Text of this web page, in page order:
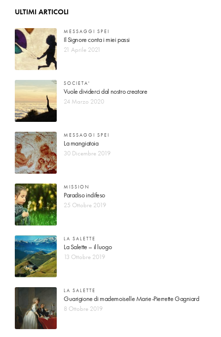
ULTIMI ARTICOLI
MESSAGGI SPEI
Il Signore conta i miei passi
21 Aprile 2021
SOCIETA'
Vuole dividerci dal nostro creatore
24 Marzo 2020
MESSAGGI SPEI
La mangiatoia
30 Dicembre 2019
MISSION
Paradiso indifeso
25 Ottobre 2019
LA SALETTE
La Salette – il luogo
13 Ottobre 2019
LA SALETTE
Guarigione di mademoiselle Marie-Pierrette Gagniard
8 Ottobre 2019